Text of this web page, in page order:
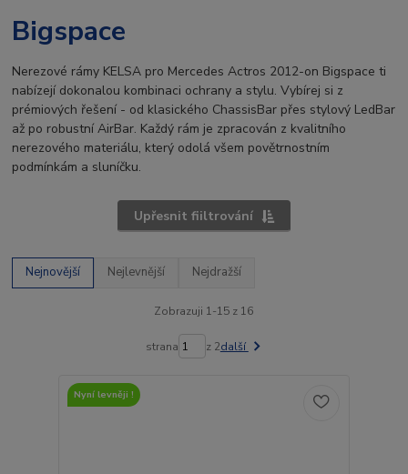
Bigspace
Nerezové rámy KELSA pro Mercedes Actros 2012-on Bigspace ti
nabízejí dokonalou kombinaci ochrany a stylu. Vybírej si z
prémiových řešení - od klasického ChassisBar přes stylový LedBar
až po robustní AirBar. Každý rám je zpracován z kvalitního
nerezového materiálu, který odolá všem povětrnostním
podmínkám a sluníčku.
Upřesnit fiiltrování
Nejnovější Nejlevnější Nejdražší
Zobrazuji 1-15 z 16
strana z 2další
Nyní levněji !